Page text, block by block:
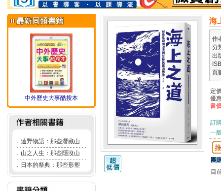
中外歷史大事酷搜本
． 遠野物語：那些潛藏山
． 山之人生：那些隱沒山
． 日本的祭典：那些形塑
海
作
分
出
頁
定
優
書
訂
一
團
目